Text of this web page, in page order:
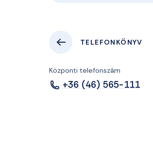
TELEFONKÖNYV
Központi telefonszám
+36 (46) 565-111